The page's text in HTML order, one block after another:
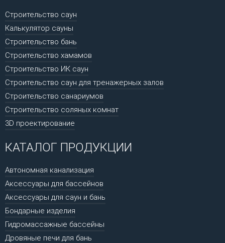
Строительство саун
Калькулятор сауны
Строительство бань
Строительство хамамов
Строительство ИК саун
Строительство саун для тренажерных залов
Строительство санариумов
Строительство соляных комнат
3D проектирование
КАТАЛОГ ПРОДУКЦИИ
Автономная канализация
Аксессуары для бассейнов
Аксессуары для саун и бань
Бондарные изделия
Гидромассажные бассейны
Дровяные печи для бань